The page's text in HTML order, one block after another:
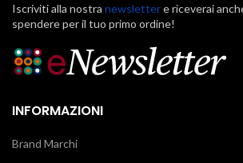
Iscriviti alla nostra newslettere riceverai
spendere per il tuo primo ordine!
INFORMAZIONI
Brand Marchi